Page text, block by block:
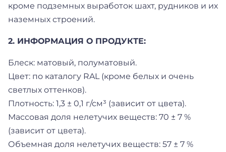
кроме подземных выработок шахт, рудников и их
наземных строений.
2. ИНФОРМАЦИЯ О ПРОДУКТЕ:
Блеск: матовый, полуматовый.
Цвет: по каталогу RAL (кроме белых и очень
светлых оттенков).
Плотность: 1,3 ± 0,1 г/см³ (зависит от цвета).
Массовая доля нелетучих веществ: 70 ± 7 %
(зависит от цвета).
Объемная доля нелетучих веществ: 57 ± 7 %